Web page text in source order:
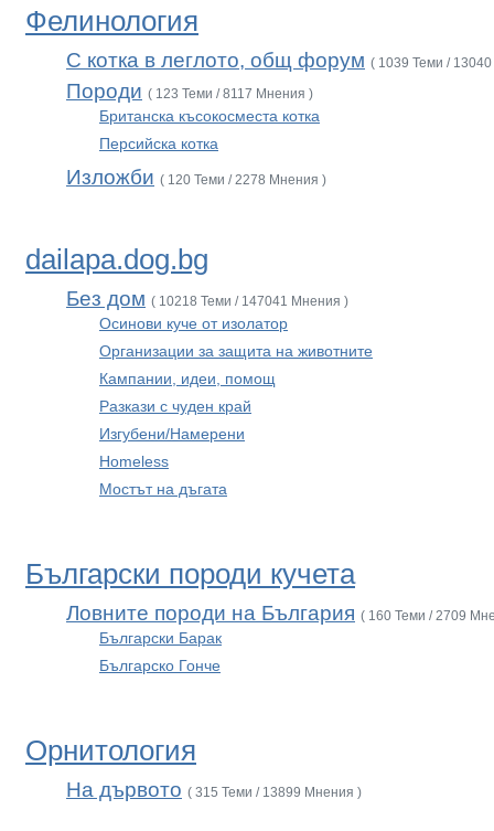
Фелинология
С котка в леглото, общ форум ( 1039 Теми /
Породи ( 123 Теми / 8117 Мнения )
Британска късокосместа котка
Персийска котка
Изложби ( 120 Теми / 2278 Мнения )
dailapa.dog.bg
Без дом ( 10218 Теми / 147041 Мнения )
Осинови куче от изолатор
Организации за защита на животните
Кампании, идеи, помощ
Разкази с чуден край
Изгубени/Намерени
Homeless
Мостът на дъгата
Български породи кучета
Ловните породи на България ( 160 Теми / 2709
Български Барак
Българско Гонче
Орнитология
На дървото ( 315 Теми / 13899 Мнения )